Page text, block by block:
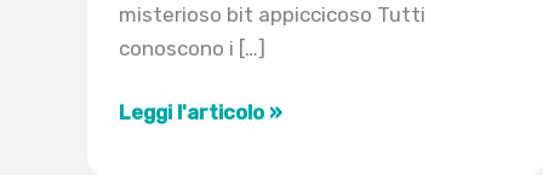
misterioso bit appiccicoso Tutti
conoscono i […]
La
Leggi l'articolo »